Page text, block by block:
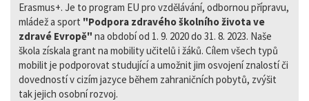
Erasmus+. Je to program EU pro vzdělávání, odbornou přípravu,
mládež a sport "Podpora zdravého školního života ve
zdravé Evropě" na období od 1. 9. 2020 do 31. 8. 2023. Naše
škola získala grant na mobility učitelů i žáků. Cílem všech typů
mobilit je podporovat studující a umožnit jim osvojení znalostí či
dovedností v cizím jazyce během zahraničních pobytů, zvýšit
tak jejich osobní rozvoj.